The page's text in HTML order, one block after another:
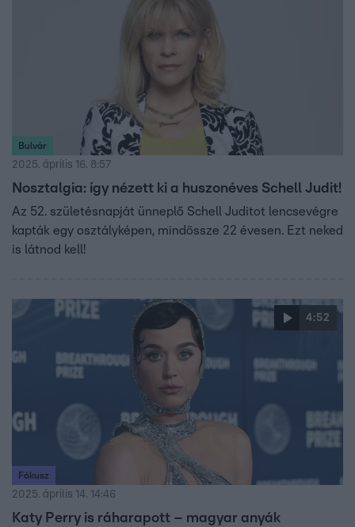
Bulvár
2025. április 16. 8:57
Nosztalgia: így nézett ki a huszonéves Schell Judit!
Az 52. születésnapját ünneplő Schell Juditot lencsevégre
kapták egy osztályképen, mindössze 22 évesen. Ezt neked
is látnod kell!
4:52
Fókusz
2025. április 14. 14:46
Katy Perry is ráharapott – magyar anyák